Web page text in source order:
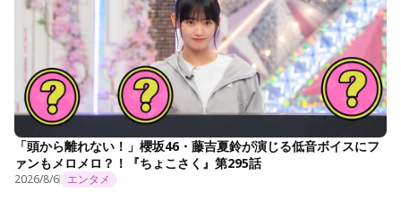
「頭から離れない！」櫻坂46・藤吉夏鈴が演じる低音ボイスにフ
ァンもメロメロ？！『ちょこさく』第295話
2026/8/6 エンタメ